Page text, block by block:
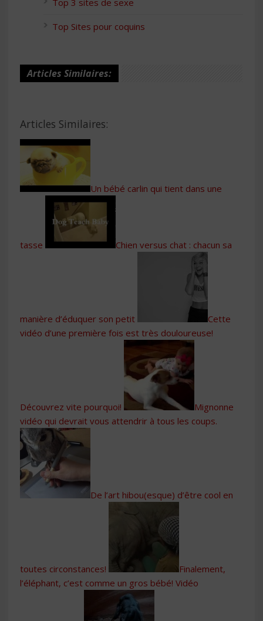
Top Sites pour coquins
Articles Similaires:
Articles Similaires:
Un bébé carlin qui tient dans une
tasse Chien versus chat : chacun sa
manière d’éduquer son petit
Cette
vidéo d’une première fois est très douloureuse!
Découvrez vite pourquoi!
Mignonne
vidéo qui devrait vous attendrir à tous les coups.
De l’art hibou(esque) d’être cool en
toutes circonstances!
Finalement,
l’éléphant, c’est comme un gros bébé! Vidéo